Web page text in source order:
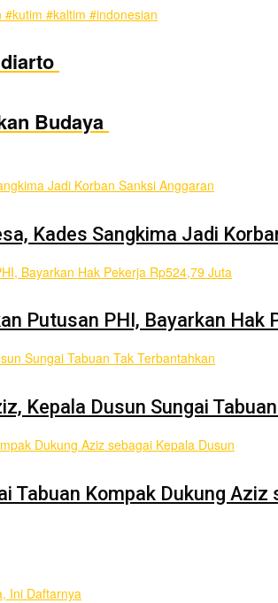
#kaltim #indonesian
Budaya
Kades Sangkima Jadi
Putusan PHI, Bayarkan Hak
Kepala Dusun Sungai
Tabuan Kompak Dukung Aziz